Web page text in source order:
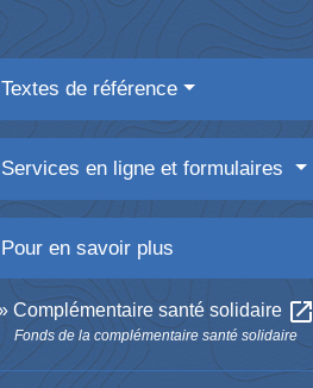
Textes de référence
Services en ligne et formulaires
Pour en savoir plus
Complémentaire santé solidaire open_in_new
Fonds de la complémentaire santé solidaire